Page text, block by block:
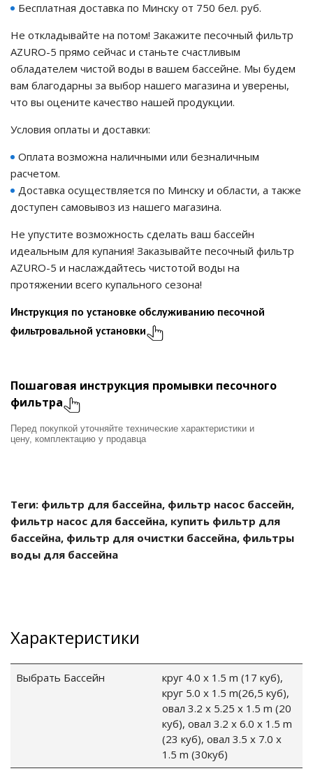
питания PDU
Vakio
установки
Бесплатная доставка по Минску от 750 бел. руб.
Не откладывайте на потом! Закажите песочный фильтр
AZURO-5 прямо сейчас и станьте счастливым
обладателем чистой воды в вашем бассейне. Мы будем
вам благодарны за выбор нашего магазина и уверены,
что вы оцените качество нашей продукции.
Условия оплаты и доставки:
Оплата возможна наличными или безналичным
расчетом.
Доставка осуществляется по Минску и области, а также
доступен самовывоз из нашего магазина.
Не упустите возможность сделать ваш бассейн
идеальным для купания! Заказывайте песочный фильтр
AZURO-5 и наслаждайтесь чистотой воды на
протяжении всего купального сезона!
Инструкция по установке обслуживанию песочной
фильтровальной установки
Пошаговая инструкция промывки песочного
фильтра
Перед покупкой уточняйте технические характеристики и
цену, комплектацию у продавца
Теги: фильтр для бассейна, фильтр насос бассейн,
фильтр насос для бассейна, купить фильтр для
бассейна, фильтр для очистки бассейна, фильтры
воды для бассейна
Характеристики
Выбрать Бассейн
круг 4.0 x 1.5 m (17 куб),
круг 5.0 x 1.5 m(26,5 куб),
овал 3.2 x 5.25 x 1.5 m (20
куб), овал 3.2 x 6.0 x 1.5 m
(23 куб), овал 3.5 x 7.0 x
1.5 m (30куб)